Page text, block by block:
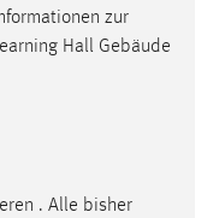
zur
Hall Gebäude
. Alle bisher